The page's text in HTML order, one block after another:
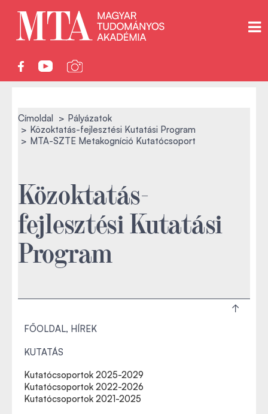
Címoldal
Pályázatok
Közoktatás-fejlesztési Kutatási Program
MTA-SZTE Metakogníció Kutatócsoport
Közoktatás-
fejlesztési Kutatási
Program
FŐOLDAL, HÍREK
KUTATÁS
Kutatócsoportok 2025-2029
Kutatócsoportok 2022-2026
Kutatócsoportok 2021-2025